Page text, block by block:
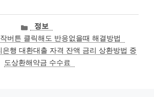
카
테
고
리
정보
버튼 클릭해도 반응없을때 해결방법
은행 대환대출 자격 잔액 금리 상환방법 중
도상환해약금 수수료